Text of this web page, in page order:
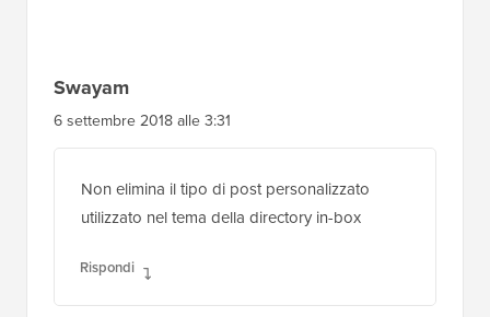
Swayam
6 settembre 2018 alle 3:31
Non elimina il tipo di post personalizzato
utilizzato nel tema della directory in-box
Rispondi